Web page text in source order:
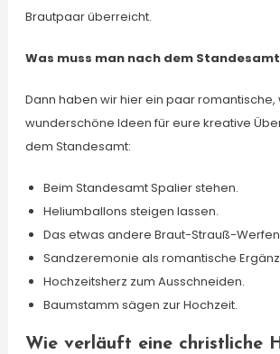
Brautpaar überreicht.
Was muss man nach dem
Dann haben wir hier ein paar romantische,
wunderschöne Ideen für eure kreative
dem Standesamt:
Beim Standesamt Spalier stehen.
Heliumballons steigen lassen.
Das etwas andere Braut-Strauß-
Sandzeremonie als romantische
Hochzeitsherz zum Ausschneiden.
Baumstamm sägen zur Hochzeit.
Wie verläuft eine christliche